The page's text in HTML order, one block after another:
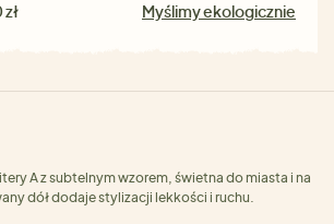
Myślimy ekologicznie
A z subtelnym wzorem, świetna do miasta i na
dół dodaje stylizacji lekkości i ruchu.